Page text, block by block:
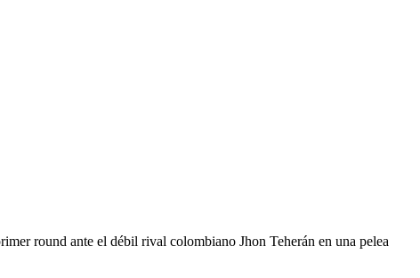
round ante el débil rival colombiano Jhon Teherán en una pelea